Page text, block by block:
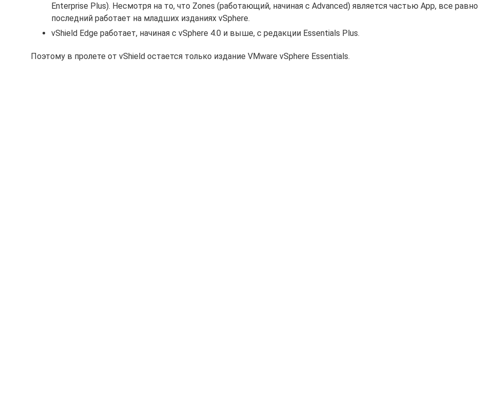
Enterprise Plus). Несмотря на то, что Zones (работающий, начиная с Advanced) является частью App, все равно
последний работает на младших изданиях vSphere.
vShield Edge работает, начиная с vSphere 4.0 и выше, с редакции Essentials Plus.
Поэтому в пролете от vShield остается только издание VMware vSphere Essentials.